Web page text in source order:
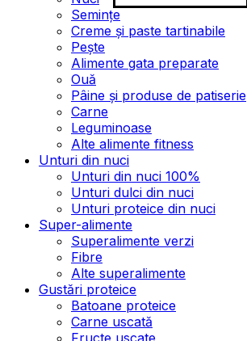
Semințe
Creme și paste tartinabile
Pește
Alimente gata preparate
Ouă
Pâine și produse de patiserie
Carne
Leguminoase
Alte alimente fitness
Unturi din nuci
Unturi din nuci 100%
Unturi dulci din nuci
Unturi proteice din nuci
Super-alimente
Superalimente verzi
Fibre
Alte superalimente
Gustări proteice
Batoane proteice
Carne uscată
Fructe uscate